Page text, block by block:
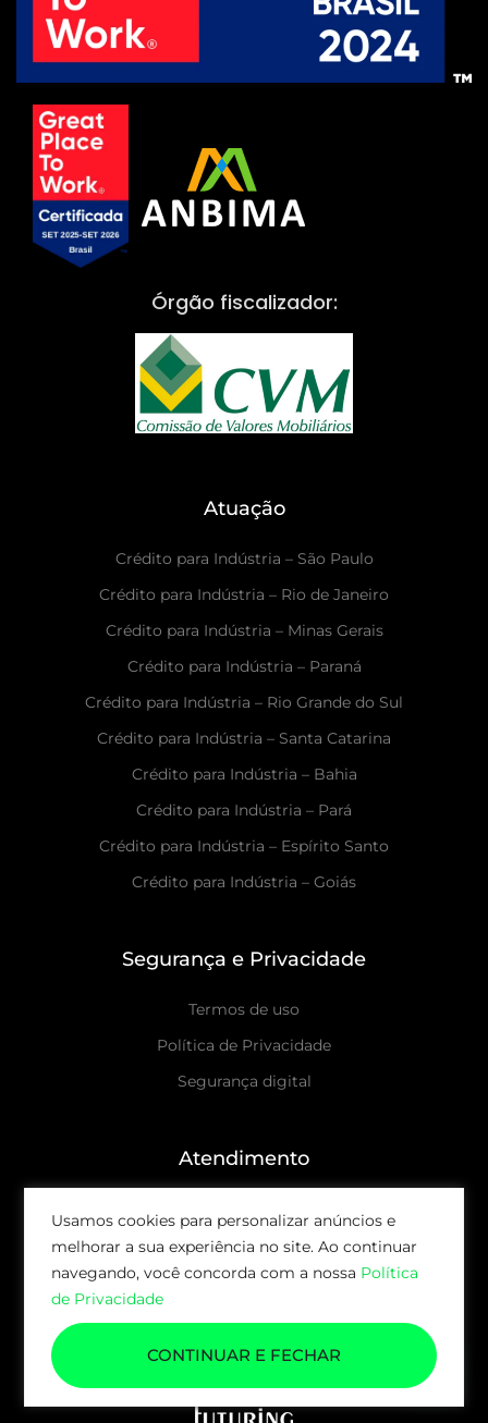
Usamos cookies para personalizar anúncios e
melhorar a sua experiência no site. Ao continuar
navegando, você concorda com a nossa Política
de Privacidade
CONTINUAR E FECHAR
Órgão fiscalizador:
Atuação
Crédito para Indústria – São Paulo
Crédito para Indústria – Rio de Janeiro
Crédito para Indústria – Minas Gerais
Crédito para Indústria – Paraná
Crédito para Indústria – Rio Grande do Sul
Crédito para Indústria – Santa Catarina
Crédito para Indústria – Bahia
Crédito para Indústria – Pará
Crédito para Indústria – Espírito Santo
Crédito para Indústria – Goiás
Segurança e Privacidade
Termos de uso
Política de Privacidade
Segurança digital
Atendimento
Ouvidoria
Canais de atendimento
© 2026 AUDAX CAPITAL | TODOS OS DIREITOS